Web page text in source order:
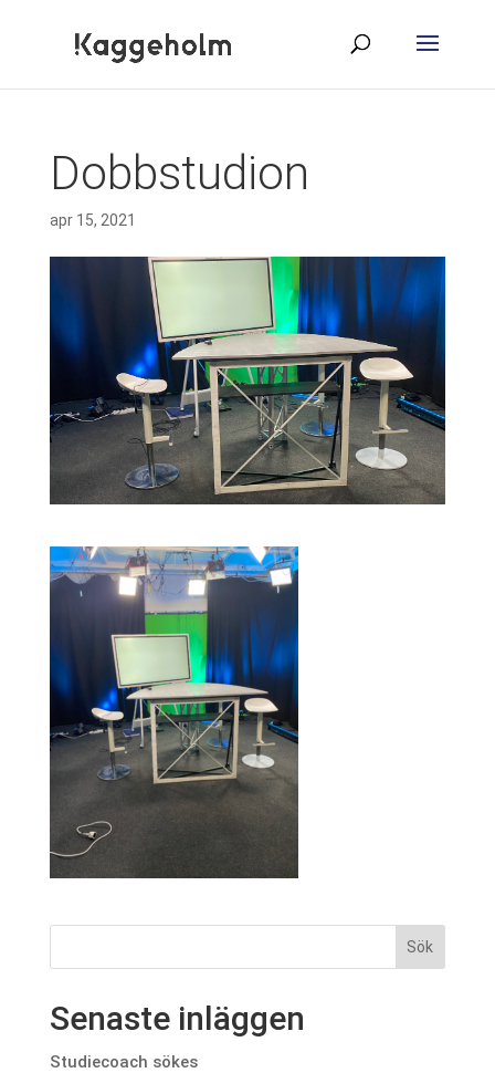
Dobbstudion
apr 15, 2021
Senaste inläggen
Studiecoach sökes